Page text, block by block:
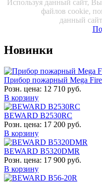
Используя данный сайт, Вы
файлов cookie,
данный
Новинки
Прибор пожарный Mega Fire
Розн. цена: 12 710 руб.
В корзину
BEWARD B2530RC
Розн. цена: 17 200 руб.
В корзину
BEWARD B5320DMR
Розн. цена: 17 900 руб.
В корзину